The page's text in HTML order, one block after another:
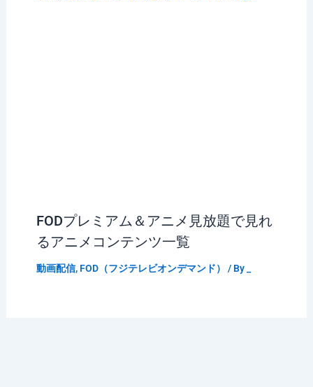
FODプレミアム＆アニメ見放題で見れ
るアニメコンテンツ一覧
動画配信, FOD（フジテレビオンデマンド） / By